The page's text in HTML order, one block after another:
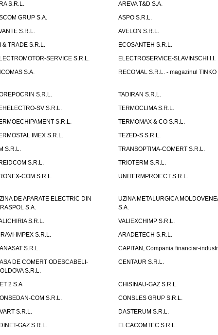
S.R.L.
AREVA T&D S.A.
GRUP S.A.
ASPO S.R.L.
S.R.L.
AVELON S.R.L.
& TRADE S.R.L.
ECOSANTEH S.R.L.
SERVICE S.R.L.
ELECTROSERVICE-SLAVINSCHI I.I.
S.A.
RECOMAL S.R.L. - magazinul TINKO
S.R.L.
TADIRAN S.R.L.
SV S.R.L.
TERMOCLIMA S.R.L.
S.R.L.
TERMOMAX & CO S.R.L.
IMEX S.R.L.
TEZED-S S.R.L.
S.R.L.
TRANSOPTIMA-COMERT S.R.L.
S.R.L.
TRIOTERM S.R.L.
COM S.R.L.
UNITERMPROIECT S.R.L.
DE APARATE ELECTRIC DIN
S.A.
UZINA METALURGICA
S.A.
S.R.L.
VALIEXCHIMP S.R.L.
IMPEX S.R.L.
ARADETECH S.R.L.
S.R.L.
CAPITAN, Compania financiar-
DE COMERT ODESCABELI-
S.R.L.
CENTAUR S.R.L.
2 S.A
CHISINAU-GAZ S.R.L.
COM S.R.L.
CONSLES GRUP S.R.L.
S.R.L.
DASTERUM S.R.L.
GAZ S.R.L.
ELCACOMTEC S.R.L.